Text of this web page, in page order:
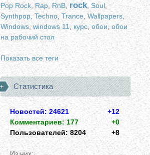
Pop Rock,Rap,RnB,rock, Soul,
Synthpop,Techno, Trance ,Wallpapers,
Windows,windows 11, курс,обои,обои
на рабочий стол
Показать все теги
Статистика
+12
Новостей: 24621
+0
Комментариев: 177
+8
Пользователей: 8204